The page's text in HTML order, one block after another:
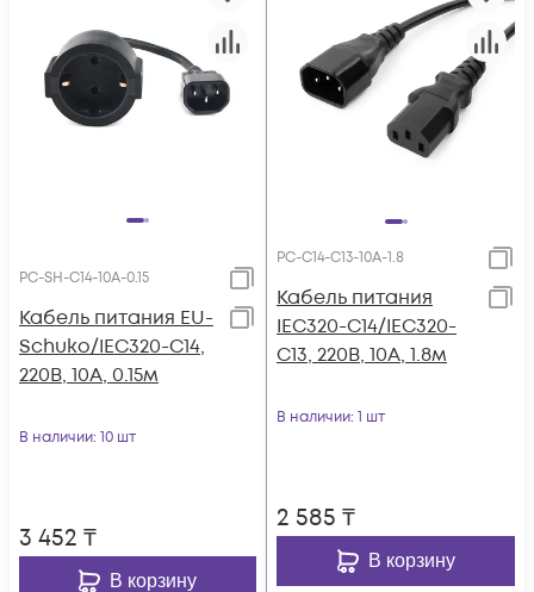
PC-SH-C14-10A-0.15
Кабель питания EU-
Schuko/IEC320-C14,
220B, 10А, 0.15м
В наличии: 10 шт
3 452 ₸
В корзину
PC-C14-C13-10A-1.8
Кабель питания
IEC320-C14/IEC320-
C13, 220B, 10А, 1.8м
В наличии: 1 шт
2 585 ₸
В корзину